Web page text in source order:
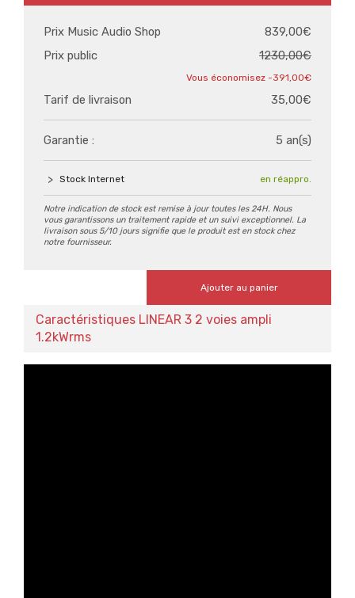
Prix Music Audio Shop
839,00€
Prix public
1230,00€
-391,00€
Tarif de livraison 35,00€
Garantie : 5 an(s)
Stock Internet en réappro.
Notre indication de stock est remise à jour toutes les 24H. Nous
vous garantissons un traitement rapide et un suivi exceptionnel. La
livraison sous 5/10 jours signifie que le produit est en stock chez
notre fournisseur.
Ajouter au panier
Caractéristiques LINEAR 3 2 voies ampli
1.2kWrms